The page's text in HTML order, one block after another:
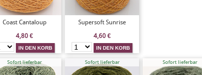
Coast Cantaloup
4,80 €
Supersoft Sunrise
4,60 €
Sofort lieferbar Sofort lieferbar Sofort lieferbar